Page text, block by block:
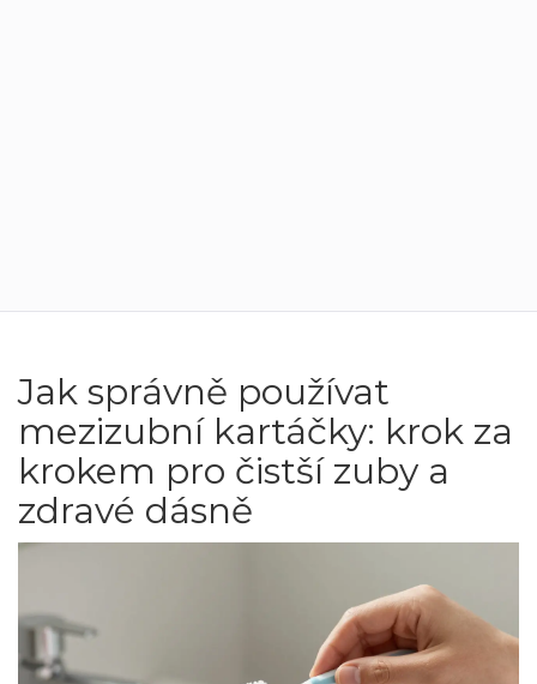
Jak správně používat
mezizubní kartáčky: krok za
krokem pro čistší zuby a
zdravé dásně